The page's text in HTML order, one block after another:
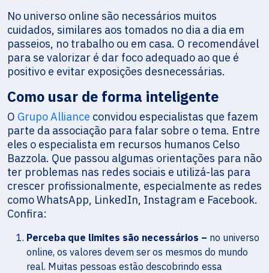
No universo online são necessários muitos
cuidados, similares aos tomados no dia a dia em
passeios, no trabalho ou em casa. O recomendável
para se valorizar é dar foco adequado ao que é
positivo e evitar exposições desnecessárias.
Como usar de forma inteligente
O Grupo Alliance convidou especialistas que fazem
parte da associação para falar sobre o tema. Entre
eles o especialista em recursos humanos Celso
Bazzola. Que passou algumas orientações para não
ter problemas nas redes sociais e utilizá-las para
crescer profissionalmente, especialmente as redes
como WhatsApp, LinkedIn, Instagram e Facebook.
Confira:
Perceba que limites são necessários – no universo
online, os valores devem ser os mesmos do mundo
real. Muitas pessoas estão descobrindo essa